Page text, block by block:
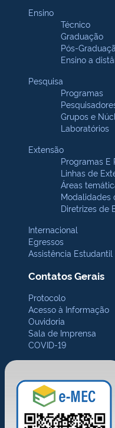
Ensino
Técnico
Graduação
Pós-
Ensino a
Pesquisa
Programas
Grupos e
Laboratórios
Extensão
Programas E
Linhas de
Áreas
Modalidades
Diretrizes de
Internacional
Egressos
Assistência Estudantil
Contatos Gerais
Protocolo
Acesso à Informação
Ouvidoria
Sala de Imprensa
COVID-19